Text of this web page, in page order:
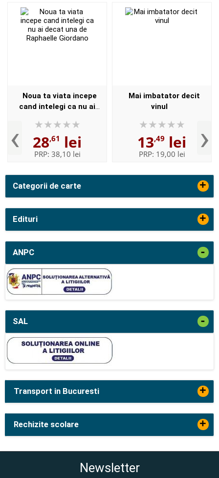
Categorii de carte +
Edituri +
ANPC -
SAL -
‹
Noua ta viata incepe
cand intelegi ca nu ai
Giordano
28,61 lei
PRP: 38,10 lei
Mai imbatator decit
vinul
13,49 lei
PRP: 19,00 lei ›
Transport in Bucuresti +
Rechizite scolare +
Newsletter